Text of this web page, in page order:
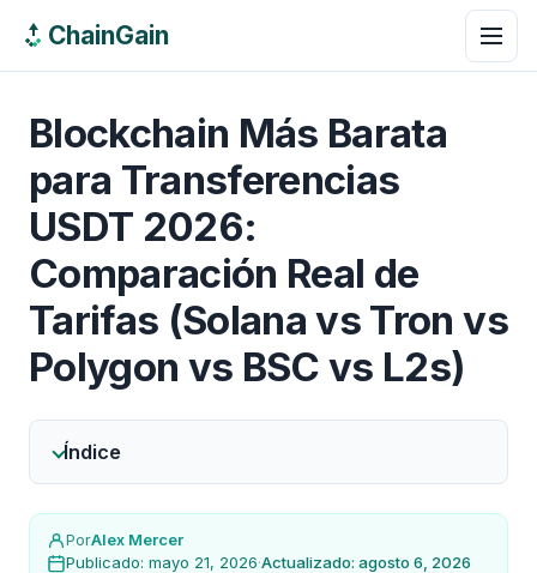
ChainGain
Blockchain Más Barata
para Transferencias
USDT 2026:
Comparación Real de
Tarifas (Solana vs Tron vs
Polygon vs BSC vs L2s)
Índice
PorAlex Mercer
Publicado: mayo 21, 2026·Actualizado: agosto 6, 2026